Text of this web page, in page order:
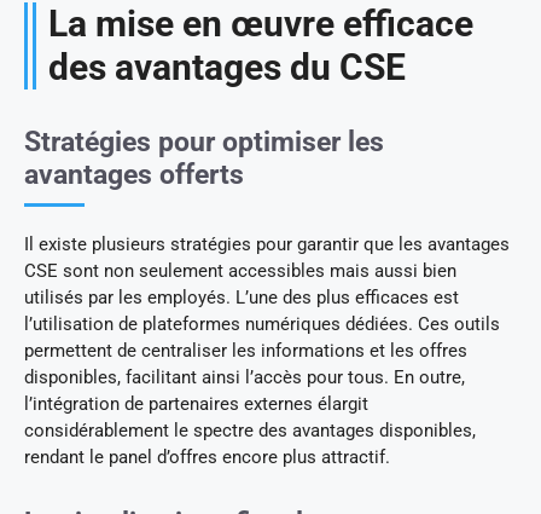
La mise en œuvre efficace
des avantages du CSE
Stratégies pour optimiser les
avantages offerts
Il existe plusieurs stratégies pour garantir que les avantages
CSE sont non seulement accessibles mais aussi bien
utilisés par les employés. L’une des plus efficaces est
l’utilisation de plateformes numériques dédiées. Ces outils
permettent de centraliser les informations et les offres
disponibles, facilitant ainsi l’accès pour tous. En outre,
l’intégration de partenaires externes élargit
considérablement le spectre des avantages disponibles,
rendant le panel d’offres encore plus attractif.